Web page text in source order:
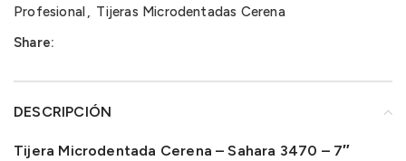
Profesional , Tijeras Microdentadas Cerena
Share:
DESCRIPCIÓN
Tijera Microdentada Cerena – Sahara 3470 – 7″